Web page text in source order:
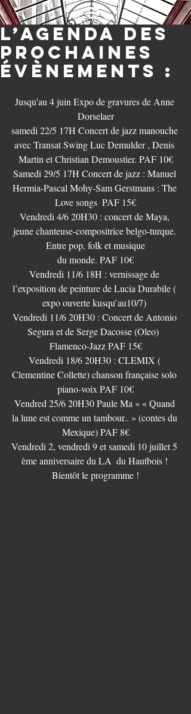
L’agenda des
prochaines
évènements :
Jusqu'au 4 juin Expo de gravures de Anne
Dorselaer
samedi 22/5 17H Concert de jazz manouche
avec Transat Swing Luc Demulder , Denis
Martin et Christian Demoustier. PAF 10€
Samedi 29/5 17H Concert de jazz : Manuel
Hermia-Pascal Mohy-Sam Gerstmans : The
Love songs  PAF 15€
Vendredi 4/6 20H30 : concert de Maya,
jeune chanteuse-compositrice belgo-turque.
Entre pop, folk et musique
du monde. PAF 10€
Vendredi 11/6 18H : vernissage de
l’exposition de peinture de Lucia Durabile (
expo ouverte kusqu’au10/7)
Vendredi 11/6 20H30 : Concert de Antonio
Segura et de Serge Dacosse (Oleo)
Flamenco-Jazz PAF 15€
Vendredi 18/6 20H30 : CLEMIX (
Clementine Collette) chanson française solo
piano-voix PAF 10€
Vendred 25/6 20H30 Paule Ma « « Quand
la lune est comme un tambour.. » (contes du
Mexique) PAF 8€
Vendredi 2, vendredi 9 et samedi 10 juillet 5
ème anniversaire du LA  du Hautbois !
Bientôt le programme !